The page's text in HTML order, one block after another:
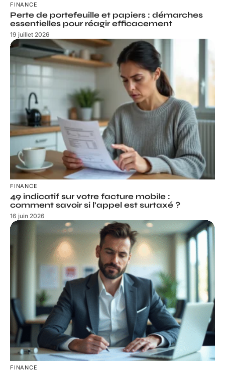
FINANCE
Perte de portefeuille et papiers : démarches
essentielles pour réagir efficacement
19 juillet 2026
FINANCE
49 indicatif sur votre facture mobile :
comment savoir si l’appel est surtaxé ?
16 juin 2026
FINANCE